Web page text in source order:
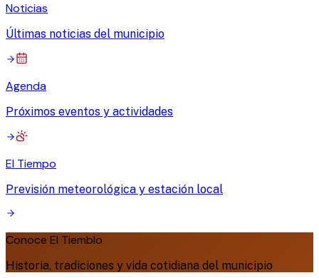
Noticias
Últimas noticias del municipio
Agenda
Próximos eventos y actividades
El Tiempo
Previsión meteorológica y estación local
Conoce El Tiemblo
Historia, tradiciones y vida cotidiana del municipio